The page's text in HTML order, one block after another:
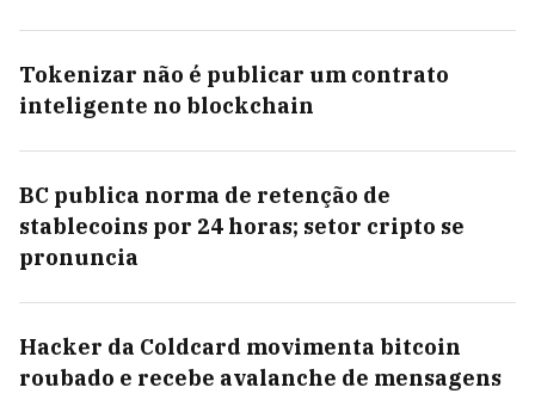
Tokenizar não é publicar um contrato
inteligente no blockchain
BC publica norma de retenção de
stablecoins por 24 horas; setor cripto se
pronuncia
Hacker da Coldcard movimenta bitcoin
roubado e recebe avalanche de mensagens